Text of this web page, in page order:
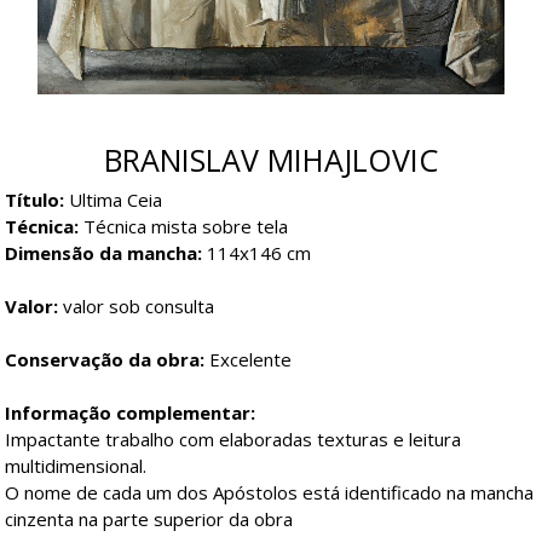
BRANISLAV MIHAJLOVIC
Título: Ultima Ceia
Técnica: Técnica mista sobre tela
Dimensão da mancha: 114x146 cm
Valor:valor sob consulta
Conservação da obra: Excelente
Informação complementar:
Impactante trabalho com elaboradas texturas e leitura
multidimensional.
O nome de cada um dos Apóstolos está identificado na mancha
cinzenta na parte superior da obra